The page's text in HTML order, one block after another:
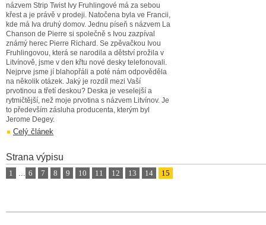
názvem Strip Twist Ivy Fruhlingové má za sebou
křest a je právě v prodeji. Natočena byla ve Francii,
kde má Iva druhý domov. Jednu píseň s názvem La
Chanson de Pierre si společně s Ivou zazpíval
známý herec Pierre Richard. Se zpěvačkou Ivou
Fruhlingovou, která se narodila a dětství prožila v
Litvínově, jsme v den křtu nové desky telefonovali.
Nejprve jsme jí blahopřáli a poté nám odpověděla
na několik otázek. Jaký je rozdíl mezi Vaší
prvotinou a třetí deskou? Deska je veselejší a
rytmičtější, než moje prvotina s názvem Litvínov. Je
to především zásluha producenta, kterým byl
Jerome Degey.
Celý článek
Strana výpisu
1 ... 6 7 8 9 10 11 12 13 14 15